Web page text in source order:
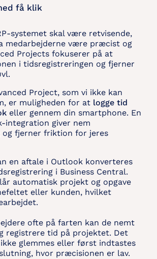
få klik
systemet skal være retvisende,
medarbejderne være præcist og
Projects fokuserer på at
i tidsregistreringen og fjerner
Project, som vi ikke kan
er muligheden for at logge tid
eller gennem din smartphone. En
integration giver nem
fjerner friktion for jeres
en aftale i Outlook konverteres
i Business Central.
automatisk projekt og opgave
eller kunden, hvilket
ofte på farten kan de nemt
registrere tid på projektet. Det
glemmes eller først indtastes
hvor præcisionen er lav.